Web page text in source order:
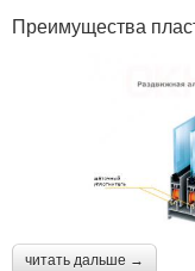
Преимущества
читать дальше →